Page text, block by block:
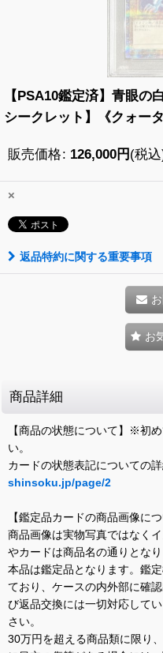
【PSA10鑑定済】青眼の
シークレット】《クォー
販売価格: 126,000円 (税
×
返品特約に関する重要事項
お
商品詳細
【商品の状態について】※初
い。
カードの状態表記についての
shinsoku.jp/page/2
【鑑定品カードの商品画像につ
商品画像は実物写真ではなく
やカードは商品名の通りとなり
本品は鑑定品となります。鑑
ており、ケースの内外部に確
び返品交換には一切対応して
さい。
30万円を超える商品類に限り